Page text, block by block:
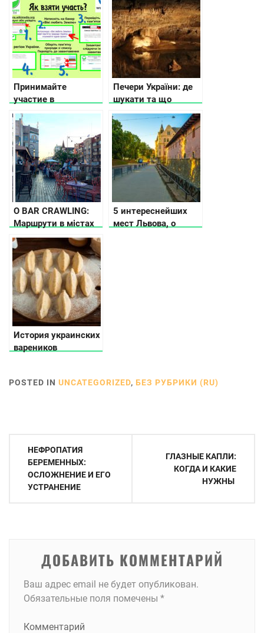
функциональную
модель
Принимайте
участие в
фотоконкурсе «Вики
любит Землю» 2019
Печери України: де
шукати та що
потрібно знати
O BAR CRAWLING:
Маршрути в містах
України
5 интереснейших
мест Львова, о
История украинских
вареников
POSTED IN UNCATEGORIZED, БЕЗ РУБРИКИ (RU)
Навигация
записям
НЕФРОПАТИЯ
БЕРЕМЕННЫХ:
ОСЛОЖНЕНИЕ И ЕГО
УСТРАНЕНИЕ
ГЛАЗНЫЕ КАПЛИ:
КОГДА И КАКИЕ
НУЖНЫ
ДОБАВИТЬ КОММЕНТАРИЙ
Ваш адрес email не будет опубликован.
Обязательные поля помечены *
Комментарий